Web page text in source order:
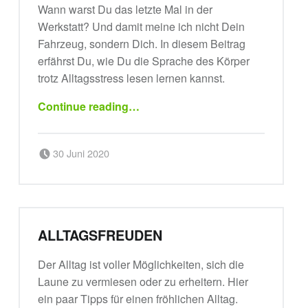
Wann warst Du das letzte Mal in der
Werkstatt? Und damit meine ich nicht Dein
Fahrzeug, sondern Dich. In diesem Beitrag
erfährst Du, wie Du die Sprache des Körper
trotz Alltagsstress lesen lernen kannst.
Continue reading…
30 Juni 2020
ALLTAGSFREUDEN
Der Alltag ist voller Möglichkeiten, sich die
Laune zu vermiesen oder zu erheitern. Hier
ein paar Tipps für einen fröhlichen Alltag.